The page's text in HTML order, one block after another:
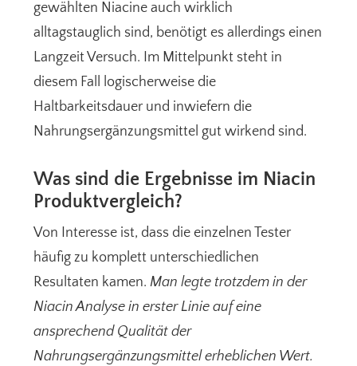
gewählten Niacine auch wirklich
alltagstauglich sind, benötigt es allerdings einen
Langzeit Versuch. Im Mittelpunkt steht in
diesem Fall logischerweise die
Haltbarkeitsdauer und inwiefern die
Nahrungsergänzungsmittel gut wirkend sind.
Was sind die Ergebnisse im Niacin
Produktvergleich?
Von Interesse ist, dass die einzelnen Tester
häufig zu komplett unterschiedlichen
Resultaten kamen.Man legte trotzdem in der
Niacin Analyse in erster Linie auf eine
ansprechend Qualität der
Nahrungsergänzungsmittel erheblichen Wert.